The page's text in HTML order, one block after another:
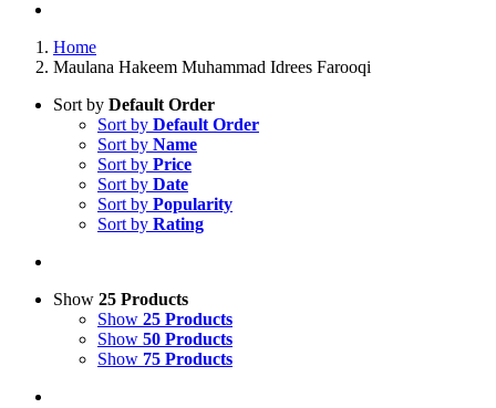
Home
Maulana Hakeem Muhammad Idrees Farooqi
Sort by Default Order
Sort by Default Order
Sort by Name
Sort by Price
Sort by Date
Sort by Popularity
Sort by Rating
Show 25 Products
Show 25 Products
Show 50 Products
Show 75 Products